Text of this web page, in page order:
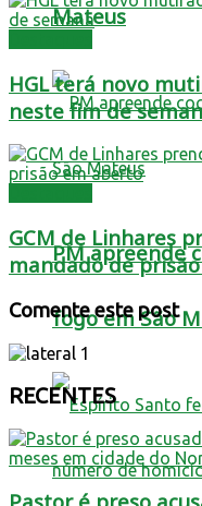
Mateus
PM apreende
fogo em São
HGL terá novo
neste fim de
GCM de Linhares
mandado de
Comente este post
RECENTES